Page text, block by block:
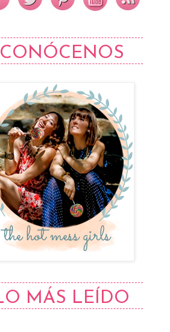
CONÓCENOS
MÁS LEÍDO